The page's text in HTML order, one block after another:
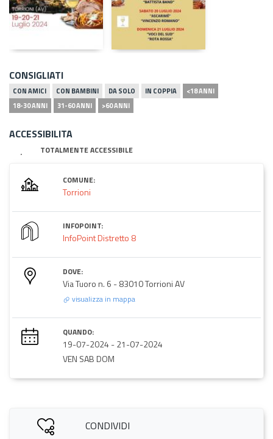
CONSIGLIATI
CON AMICI CON BAMBINI DA SOLO IN COPPIA
<18 ANNI
18-30 ANNI
31-60 ANNI >60 ANNI
ACCESSIBILITA
TOTALMENTE ACCESSIBILE
COMUNE:
Torrioni
INFOPOINT:
InfoPoint Distretto 8
DOVE:
Via Tuoro n. 6 - 83010 Torrioni AV
visualizza in mappa
QUANDO:
19-07-2024 -21-07-2024
VEN SAB DOM
CONDIVIDI